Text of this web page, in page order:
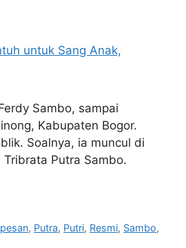
Sambo, sampai
Kabupaten Bogor.
Soalnya, ia muncul di
Putra Sambo.
pesan, Putra, Putri, Resmi, Sambo,